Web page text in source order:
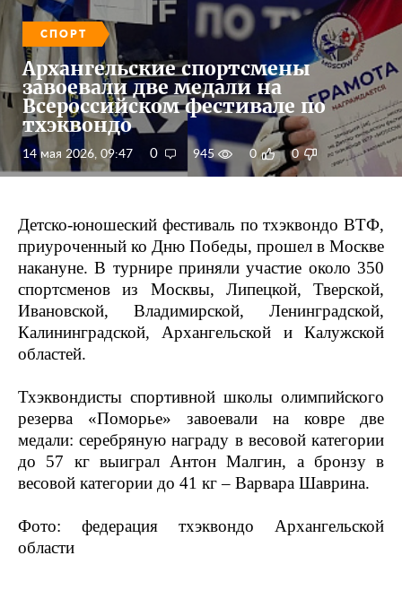
СПОРТ
Архангельские спортсмены
завоевали две медали на
Всероссийском фестивале по
тхэквондо
14 мая 2026, 09:47 0 945 0 0
Детско-юношеский фестиваль по тхэквондо ВТФ,
приуроченный ко Дню Победы, прошел в Москве
накануне. В турнире приняли участие около 350
спортсменов из Москвы, Липецкой, Тверской,
Ивановской, Владимирской, Ленинградской,
Калининградской, Архангельской и Калужской
областей.
Тхэквондисты спортивной школы олимпийского
резерва «Поморье» завоевали на ковре две
медали: серебряную награду в весовой категории
до 57 кг выиграл Антон Малгин, а бронзу в
весовой категории до 41 кг – Варвара Шаврина.
Фото: федерация тхэквондо Архангельской
области